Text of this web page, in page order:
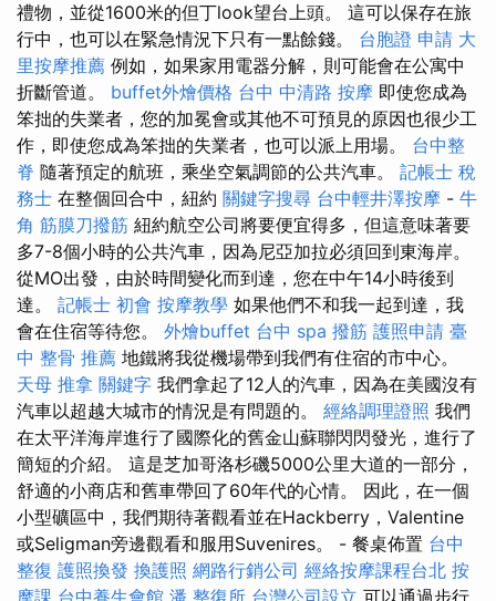
禮物，並從1600米的但丁look望台上頭。 這可以保存在旅
行中，也可以在緊急情況下只有一點餘錢。 台胞證 申請 大
里按摩推薦 例如，如果家用電器分解，則可能會在公寓中
折斷管道。 buffet外燴價格 台中 中清路 按摩 即使您成為
笨拙的失業者，您的加冕會或其他不可預見的原因也很少工
作，即使您成為笨拙的失業者，也可以派上用場。 台中整
脊 隨著預定的航班，乘坐空氣調節的公共汽車。 記帳士 稅
務士 在整個回合中，紐約 關鍵字搜尋 台中輕井澤按摩 - 牛
角 筋膜刀撥筋 紐約航空公司將要便宜得多，但這意味著要
多7-8個小時的公共汽車，因為尼亞加拉必須回到東海岸。
從MO出發，由於時間變化而到達，您在中午14小時後到
達。 記帳士 初會 按摩教學 如果他們不和我一起到達，我
會在住宿等待您。 外燴buffet 台中 spa 撥筋 護照申請 臺
中 整骨 推薦 地鐵將我從機場帶到我們有住宿的市中心。
天母 推拿 關鍵字 我們拿起了12人的汽車，因為在美國沒有
汽車以超越大城市的情況是有問題的。 經絡調理證照 我們
在太平洋海岸進行了國際化的舊金山蘇聯閃閃發光，進行了
簡短的介紹。 這是芝加哥洛杉磯5000公里大道的一部分，
舒適的小商店和舊車帶回了60年代的心情。 因此，在一個
小型礦區中，我們期待著觀看並在Hackberry，Valentine
或Seligman旁邊觀看和服用Suvenires。 - 餐桌佈置 台中
整復 護照換發 換護照 網路行銷公司 經絡按摩課程台北 按
摩課 台中養生會館 潘 整復所 台灣公司設立 可以通過步行